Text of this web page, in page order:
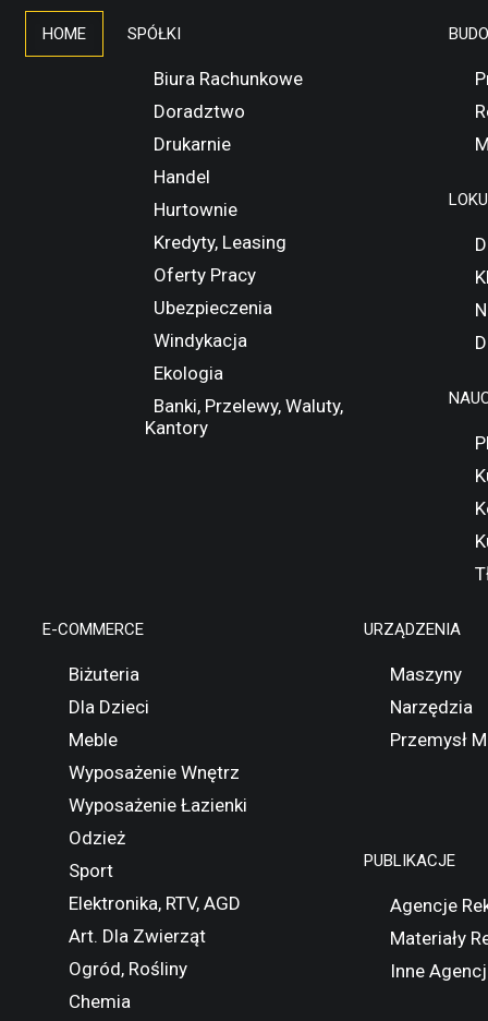
HOME SPÓŁKI
Biura Rachunkowe
Doradztwo
Drukarnie
Handel
Hurtownie
Kredyty, Leasing
Oferty Pracy
Ubezpieczenia
Windykacja
Ekologia
Banki, Przelewy, Waluty,
Kantory
E-COMMERCE
Biżuteria
Dla Dzieci
Meble
Wyposażenie Wnętrz
Wyposażenie Łazienki
Odzież
Sport
Elektronika, RTV, AGD
Art. Dla Zwierząt
Ogród, Rośliny
Chemia
URZĄDZENIA
Maszyny
Narzędzia
Przemysł
PUBLIKACJE
Agencje
Materiały
Inne